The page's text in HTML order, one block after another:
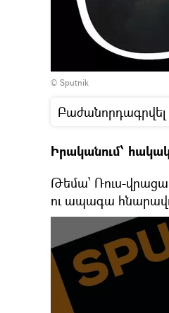
© Sputnik
Բաժանորդագրվել
Իրականում՝
Թեմա՝ Ռուս-
ու ապագա